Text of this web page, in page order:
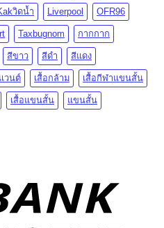
วิดน้ำ Liverpool OFR96
Taxbugnom กากกาก
สีขาว สีดำ สีแดง
วนต์ เสื้อกล้าม เสื้อกีฬาแขนสั้น
เสื้อแขนสั้น แขนสั้น